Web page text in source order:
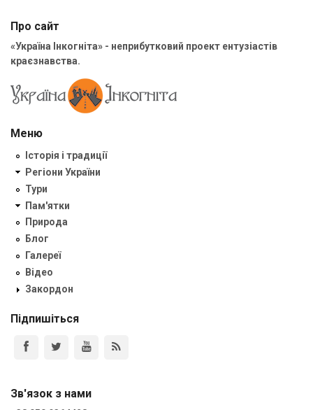
Про сайт
«Україна Інкогніта» - неприбутковий проект ентузіастів
краєзнавства.
Меню
Історія і традиції
Регіони України
Тури
Пам'ятки
Природа
Блог
Галереї
Відео
Закордон
Підпишіться
Зв'язок з нами